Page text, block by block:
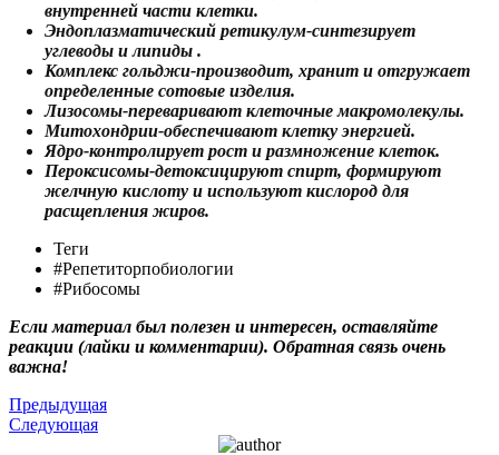
внутренней части клетки.​
Эндоплазматический ретикулум-синтезирует
углеводы и липиды .​
Комплекс гольджи-производит, хранит и отгружает
определенные сотовые изделия.​
Лизосомы-переваривают клеточные макромолекулы.​
Митохондрии-обеспечивают клетку энергией.​
Ядро-контролирует рост и размножение клеток.
Пероксисомы-детоксицируют спирт, формируют
желчную кислоту и используют кислород для
расщепления жиров.
Теги
#Репетиторпобиологии
#Рибосомы
Если материал был полезен и интересен, оставляйте
реакции (лайки и комментарии). Обратная связь очень
важна!
Предыдущая
Следующая